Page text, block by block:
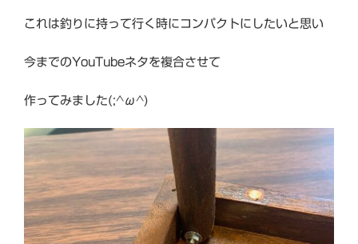
これは釣りに持って行く時にコンパクトにしたいと思い
今までのYouTubeネタを複合させて
作ってみました(;^ω^)